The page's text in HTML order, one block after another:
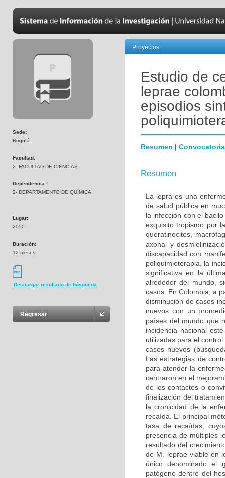
Sede:
Bogotá
Facultad:
2- FACULTAD DE CIENCIAS
Dependencia:
2- DEPARTAMENTO DE QUÍMICA
Lugar:
2050
Duración:
12 meses
Descargar resultado de búsqueda
Regresar
Proyectos
Estudio de
leprae
episodios
Resumen | Convocatoria
Resumen
La lepra es una
de salud pública en
la infección con el
exquisito tropismo por
queratinocitos,
axonal y
discapacidad con
poliquimioterapia, la
significativa en la
alrededor del mundo,
casos. En Colombia, a
disminución de casos
nuevos con un
países del mundo que
incidencia nacional
utilizadas para el
casos nuevos
Las estrategias de
para atender la
centraron en el
de los contactos o
finalización del
la cronicidad de la
recaída. El principal
tasa de recaídas,
presencia de múltiples
resultado del
de M. leprae viable en
único denominado el
patógeno dentro del